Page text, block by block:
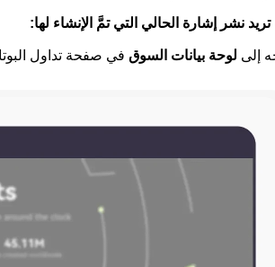
تريد نشر إشارة الحالي التي تمَّ الإنشاء لها:
إلى لوحة بيانات السوق في صفحة تداول